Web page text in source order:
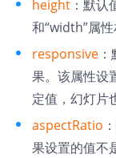
height ：默
和“width”属性
responsive
果。该属性设
定值，幻灯片
aspectRatio
果设置的值不